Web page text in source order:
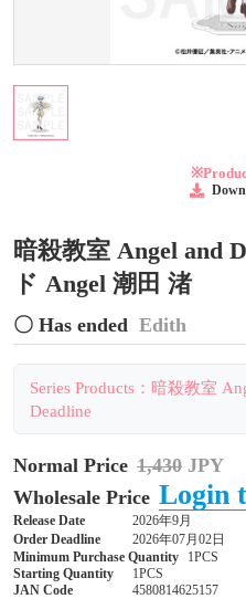
暗殺教室 Angel and
ド Angel 潮田 渚
〇 Has ended Edith
Series Products：暗殺教室
Deadline
Normal Price 1,430 JPY
Wholesale Price Login
Release Date
2026年9月
Order Deadline
2026年07月02日
Minimum Purchase Quantity
1PCS
Starting Quantity
1PCS
JAN Code
4580814625157